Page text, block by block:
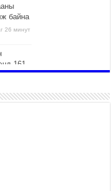
байна
26 минут
161